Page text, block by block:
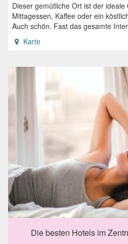
Dieser gemütliche Ort ist der
Mittagessen, Kaffee oder ein
Auch schön. Fast das gesamte
Karte
Die besten Hotels im